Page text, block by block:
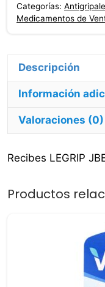
60
Categorías:
Medicamentos de
Información
Valoraciones (0)
Recibes LEGRIP
Productos